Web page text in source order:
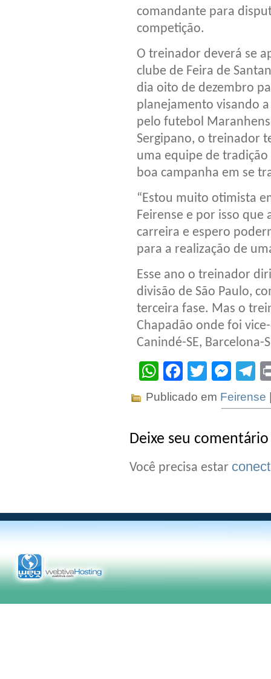
comandante para
competição.
O treinador deverá se
clube de Feira de
dia oito de dezembro
planejamento visando
pelo futebol
Sergipano, o treinador
uma equipe de
boa campanha em se
“Estou muito otimista
Feirense e por isso
carreira e espero
para a realização de
Esse ano o treinador
divisão de São Paulo,
terceira fase. Mas o
Chapadão onde foi
Canindé-SE, Barcelona-
WhatsApp
Facebook
Twitter
Publicado em Feirense
Deixe seu comentário
Você precisa estar